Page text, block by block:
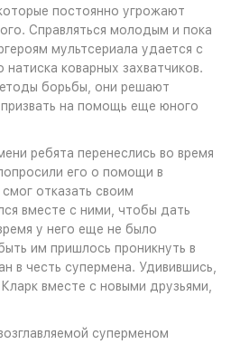
постоянно угрожают
Справляться молодым и пока
мультсериала удается с
коварных захватчиков.
борьбы, они решают
на помощь еще юного
ребята перенеслись во время
его о помощи в
отказать своим
вместе с ними, чтобы дать
у него еще не было
им пришлось проникнуть в
в честь супермена. Удивившись,
вместе с новыми друзьями,
суперменом